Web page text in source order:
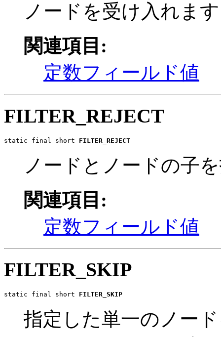
ノードを受け入れま
関連項目:
定数フィールド値
FILTER_REJECT
static final short FILTER_REJECT
ノードとノードの子
関連項目:
定数フィールド値
FILTER_SKIP
static final short FILTER_SKIP
指定した単一のノー